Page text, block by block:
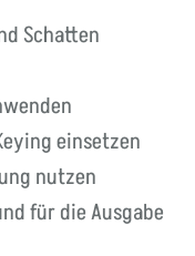
Schatten
einsetzen
nutzen
für die Ausgabe